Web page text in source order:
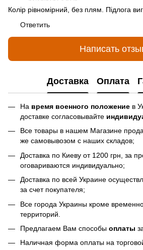
Колір рівномірний, без плям. Підлога
Ответить
Написать
Доставка Оплата
На время военного положение в
доставке согласовывайте
Все товары в нашем Магазине
же самовывозом с наших складов;
Доставка по Киеву от 1200 грн, за
оговариваются индивидуально;
Доставка по всей Украине
за счет покупателя;
Все города Украины кроме
территорий.
Предлагаем Вам способы оплаты
Наличная форма оплаты на